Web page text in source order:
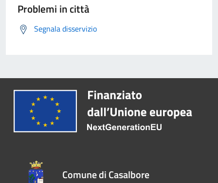
Problemi in città
Segnala disservizio
Comune di Casalbore